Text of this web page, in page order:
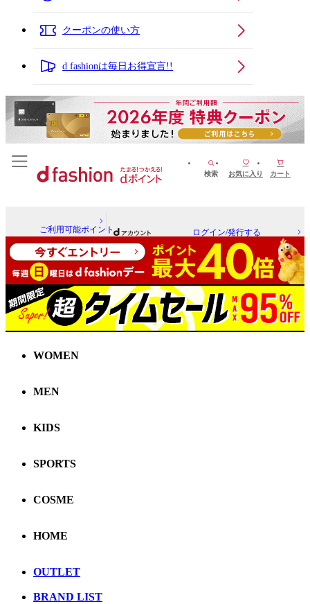
クーポンの使い方
d fashionは毎日お得宣言!!
検索 お気に入り カート
ご利用可能ポイント ログイン/発行する
WOMEN
MEN
KIDS
SPORTS
COSME
HOME
OUTLET
BRAND LIST